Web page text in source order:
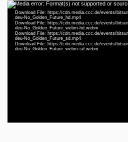
Video
Player
Media error: Format(s) not supported or
Download File: https://cdn.media.ccc.de/events/
deu-No_Golden_Future_hd.mp4
Download File: https://cdn.media.ccc.de/events/
deu-No_Golden_Future_webm-hd.webm
Download File: https://cdn.media.ccc.de/events/
deu-No_Golden_Future_sd.mp4
Download File: https://cdn.media.ccc.de/events/
deu-No_Golden_Future_webm-sd.webm